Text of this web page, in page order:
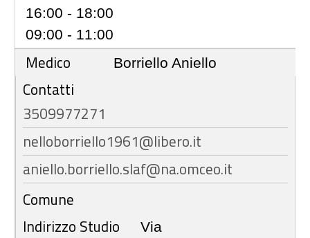
16:00 - 18:00
09:00 - 11:00
Medico Borriello Aniello
Contatti
3509977271
nelloborriello1961@libero.it
aniello.borriello.slaf@na.omceo.it
Comune
Indirizzo Studio
Via